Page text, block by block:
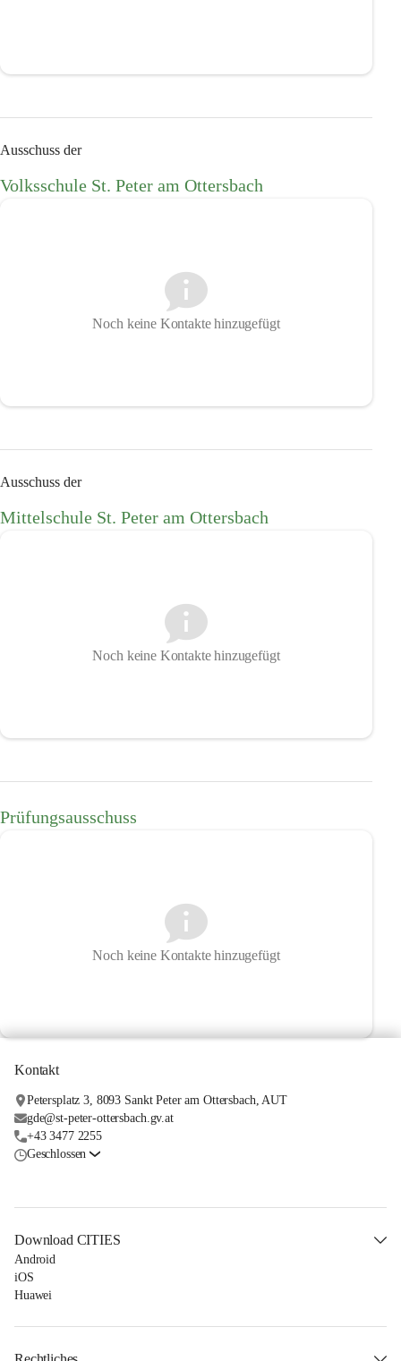
Ausschuss der
Volksschule St. Peter am Ottersbach
Noch keine Kontakte hinzugefügt
Ausschuss der
Mittelschule St. Peter am Ottersbach
Noch keine Kontakte hinzugefügt
Prüfungsausschuss
Noch keine Kontakte hinzugefügt
Kontakt
Petersplatz 3, 8093 Sankt Peter am Ottersbach, AUT
gde@st-peter-ottersbach.gv.at
+43 3477 2255
Geschlossen
Download CITIES
Android
iOS
Huawei